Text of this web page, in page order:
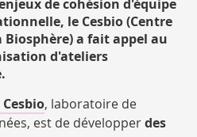
de cohésion d'équipe
le Cesbio (Centre
Biosphère) a fait appel au
d'ateliers
Cesbio, laboratoire de
est de développerdes